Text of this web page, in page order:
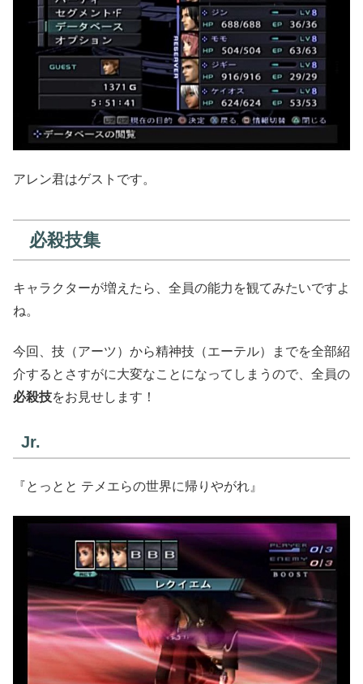
アレン君はゲストです。
必殺技集
キャラクターが増えたら、全員の能力を観てみたいですよ
ね。
今回、技（アーツ）から精神技（エーテル）までを全部紹
介するとさすがに大変なことになってしまうので、全員の
必殺技をお見せします！
Jr.
『とっとと テメエらの世界に帰りやがれ』